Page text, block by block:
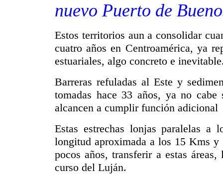
nuevo Puerto de
Estos territorios aun a consolidar
cuatro años en Centroamérica, ya
estuariales, algo concreto e
Barreras refuladas al Este y
tomadas hace 33 años, ya no
alcancen a cumplir función adicional
Estas estrechas lonjas paralelas
longitud aproximada a los 15 Kms
pocos años, transferir a estas
curso del Luján.